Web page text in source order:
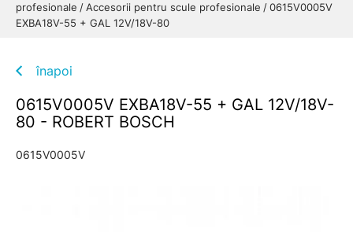
profesionale
Accesorii pentru scule profesionale
0615V0005V
EXBA18V-55 + GAL 12V/18V-80
înapoi
0615V0005V EXBA18V-55 + GAL 12V/18V-
80 - ROBERT BOSCH
0615V0005V